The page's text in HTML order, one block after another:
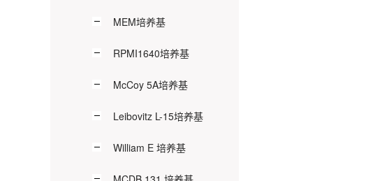
MEM培养基
RPMI1640培养基
McCoy 5A培养基
Leibovitz L-15培养基
William E 培养基